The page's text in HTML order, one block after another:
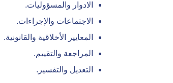
الادوار والمسؤوليات.
الاجتماعات والإجراءات.
المعايير الأخلاقية والقانونية.
المراجعة والتقييم.
التعديل والتفسير.